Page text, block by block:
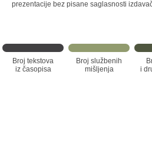
prezentacije bez pisane saglasnosti
Broj tekstova
iz časopisa
Broj službenih
mišljenja
i